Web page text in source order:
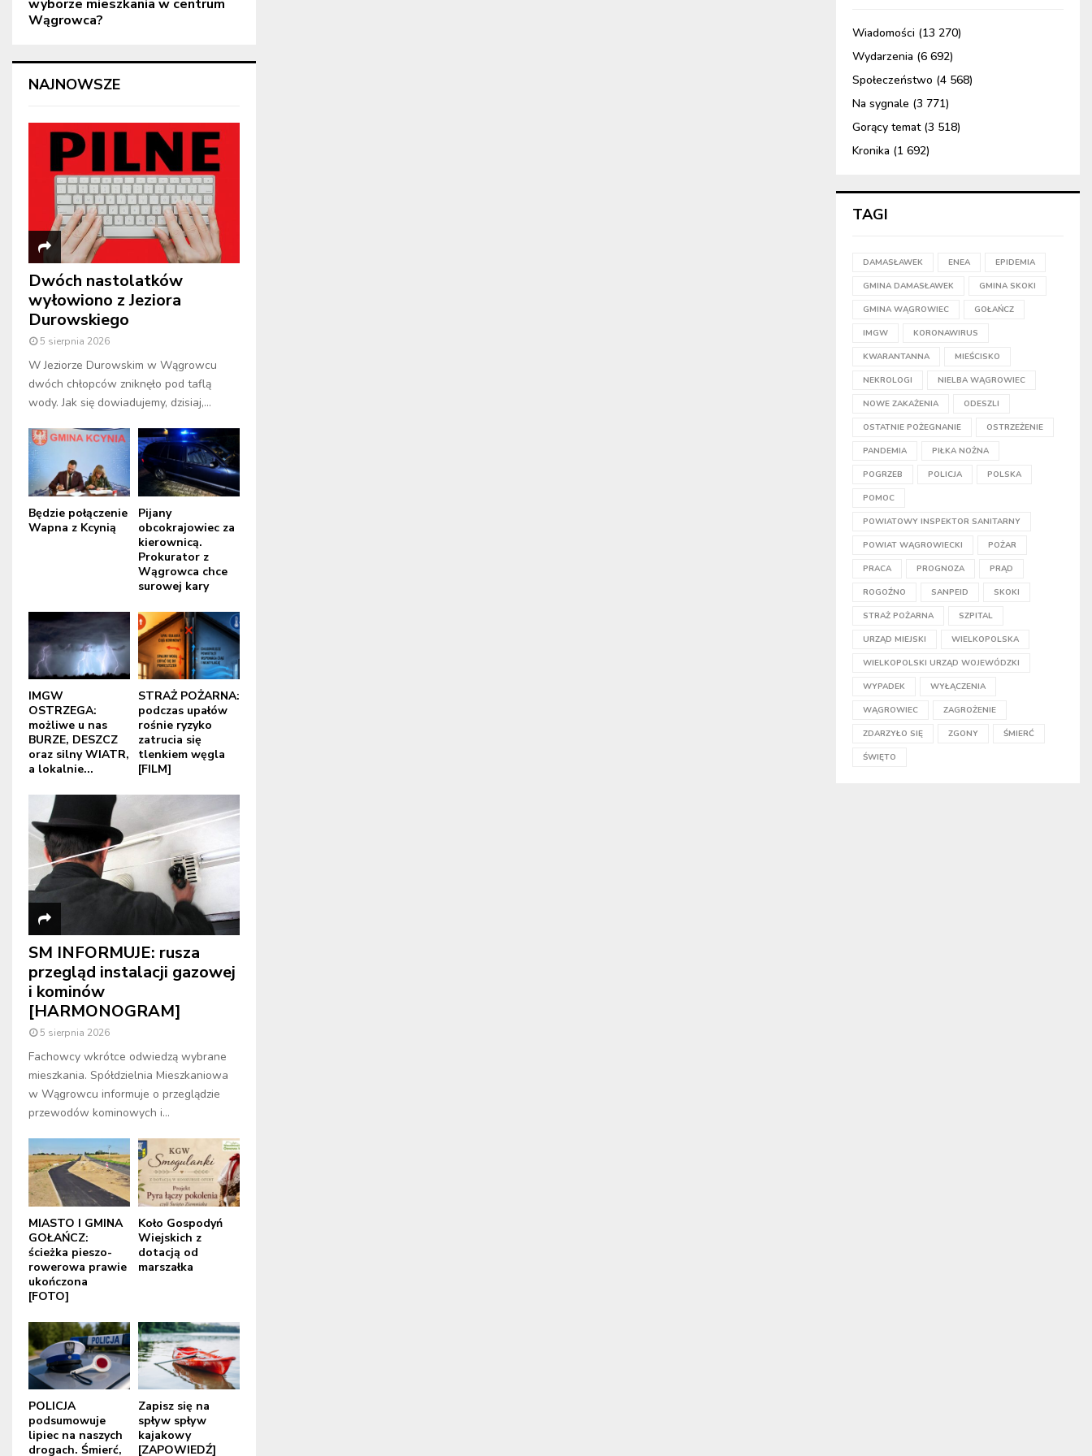
wyborze mieszkania w centrum
Wągrowca?
NAJNOWSZE
Dwóch nastolatków
wyłowiono z Jeziora
Durowskiego
5 sierpnia 2026
W Jeziorze Durowskim w Wągrowcu
dwóch chłopców zniknęło pod taflą
wody. Jak się dowiadujemy, dzisiaj,...
Będzie połączenie
Wapna z Kcynią
Pijany
obcokrajowiec za
kierownicą.
Prokurator z
Wągrowca chce
surowej kary
IMGW
OSTRZEGA:
możliwe u nas
BURZE, DESZCZ
oraz silny WIATR,
a lokalnie...
STRAŻ POŻARNA:
podczas upałów
rośnie ryzyko
zatrucia się
tlenkiem węgla
[FILM]
SM INFORMUJE: rusza
przegląd instalacji gazowej
i kominów
[HARMONOGRAM]
5 sierpnia 2026
Fachowcy wkrótce odwiedzą wybrane
mieszkania. Spółdzielnia Mieszkaniowa
w Wągrowcu informuje o przeglądzie
przewodów kominowych i...
MIASTO I GMINA
GOŁAŃCZ:
ścieżka pieszo-
rowerowa prawie
ukończona
[FOTO]
Koło Gospodyń
Wiejskich z
dotacją od
marszałka
POLICJA
podsumowuje
lipiec na naszych
drogach. Śmierć,
Zapisz się na
spływ spływ
kajakowy
[ZAPOWIEDŹ]
Wiadomości (13 270)
Wydarzenia (6 692)
Społeczeństwo (4 568)
Na sygnale (3 771)
Gorący temat(3 518)
Kronika (1 692)
TAGI
DAMASŁAWEK ENEA EPIDEMIA
GMINA DAMASŁAWEK GMINA SKOKI
GMINA WĄGROWIEC GOŁAŃCZ
IMGW KORONAWIRUS
KWARANTANNA MIEŚCISKO
NEKROLOGI NIELBA WĄGROWIEC
NOWE ZAKAŻENIA ODESZLI
OSTATNIE POŻEGNANIE OSTRZEŻENIE
PANDEMIA PIŁKA NOŻNA
POGRZEB POLICJA POLSKA
POMOC
POWIATOWY INSPEKTOR SANITARNY
POWIAT WĄGROWIECKI POŻAR
PRACA PROGNOZA PRĄD
ROGOŹNO SANPEID SKOKI
STRAŻ POŻARNA SZPITAL
URZĄD MIEJSKI WIELKOPOLSKA
WIELKOPOLSKI URZĄD WOJEWÓDZKI
WYPADEK WYŁĄCZENIA
WĄGROWIEC ZAGROŻENIE
ZDARZYŁO SIĘ ZGONY ŚMIERĆ
ŚWIĘTO